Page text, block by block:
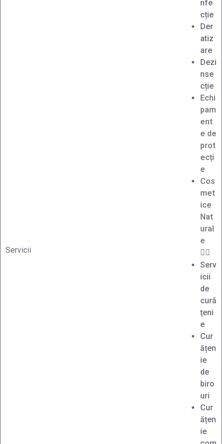
Servicii
nfe
cție
Der
atiz
are
Dezi
nse
cție
Echi
pam
ent
e de
prot
ecți
e
Cos
met
ice
Nat
ural
e
Serv
icii
de
cură
țeni
e
Cur
ățen
ie
de
biro
uri
Cur
ățen
ie